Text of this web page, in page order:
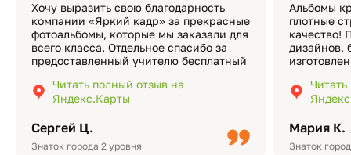
Сергей Ц.
Знаток города 2 уровня
Хочу выразить свою благодарность
компании «Яркий кадр» за прекрасные
фотоальбомы, которые мы заказали для
всего класса. Отдельное спасибо за
предоставленный учителю бесплатный
подчёркивает значимость события.
Качество альбомов на высшем уровне:
Читать полный отзыв на
Яндекс.Карты
Мария К.
Знаток
Альбомы
плотные
качество!
дизайнов,
добавить
видео с